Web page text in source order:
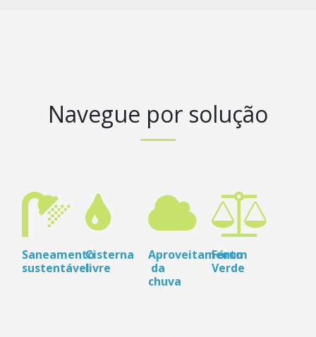
Navegue por solução
Saneamento
sustentável
Cisterna
livre
Aproveitamento
da
chuva
Fórum
Verde